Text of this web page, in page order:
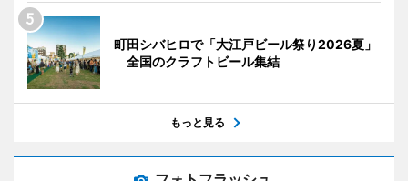
町田シバヒロで「大江戸ビール祭り2026夏」
全国のクラフトビール集結
もっと見る